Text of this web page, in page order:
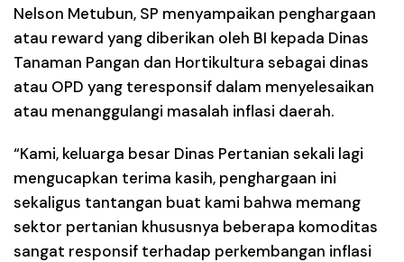
Nelson Metubun, SP menyampaikan penghargaan
atau reward yang diberikan oleh BI kepada Dinas
Tanaman Pangan dan Hortikultura sebagai dinas
atau OPD yang teresponsif dalam menyelesaikan
atau menanggulangi masalah inflasi daerah.
“Kami, keluarga besar Dinas Pertanian sekali lagi
mengucapkan terima kasih, penghargaan ini
sekaligus tantangan buat kami bahwa memang
sektor pertanian khususnya beberapa komoditas
sangat responsif terhadap perkembangan inflasi